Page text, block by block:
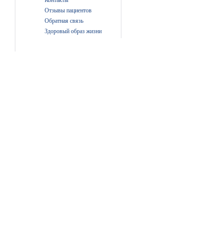
Отзывы пациентов
Обратная связь
Здоровый образ жизни